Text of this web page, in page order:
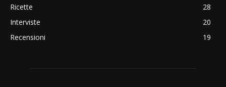
Ricette
28
Interviste
20
Recensioni
19